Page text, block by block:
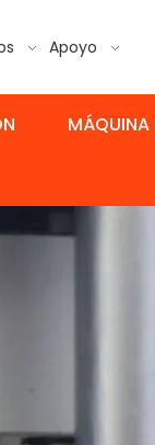
Apoyo
MÁQUINA